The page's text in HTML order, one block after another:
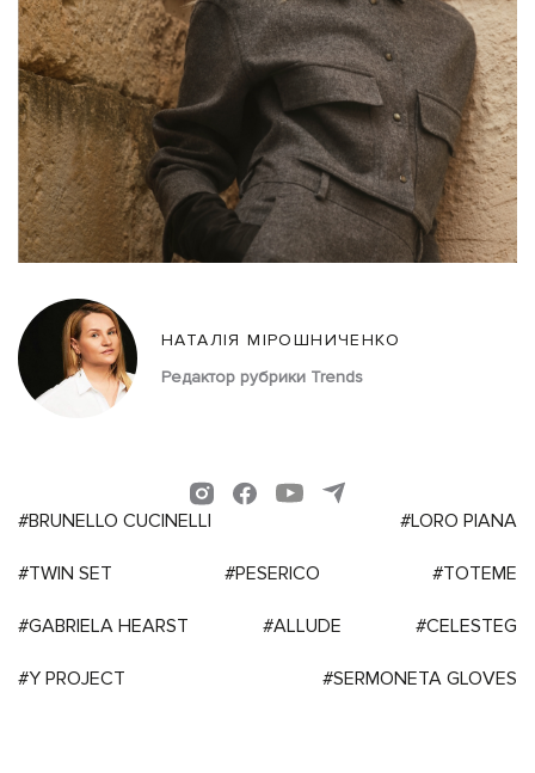
НАТАЛІЯ МІРОШНИЧЕНКО
Редактор рубрики Trends
#BRUNELLO CUCINELLI #LORO PIANA
#TWIN SET #PESERICO #TOTEME
#GABRIELA HEARST #ALLUDE #CELESTEG
#Y PROJECT #SERMONETA GLOVES